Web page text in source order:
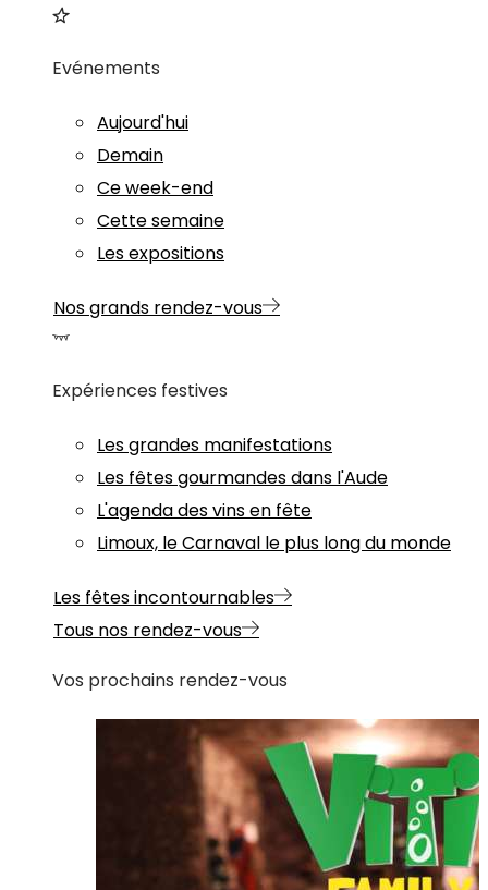
Evénements
Aujourd'hui
Demain
Ce week-end
Cette semaine
Les expositions
Nos grands rendez-vous
Expériences festives
Les grandes manifestations
Les fêtes gourmandes dans l'Aude
L'agenda des vins en fête
Limoux, le Carnaval le plus long du monde
Les fêtes incontournables
Tous nos rendez-vous
Vos prochains rendez-vous